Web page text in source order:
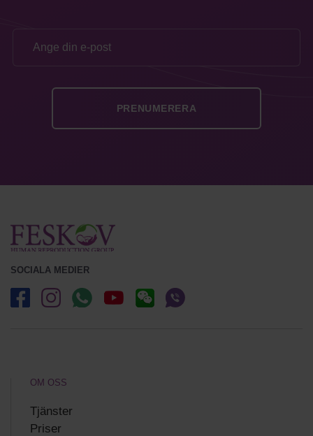
SOCIALA MEDIER
OM OSS
Tjänster
Priser